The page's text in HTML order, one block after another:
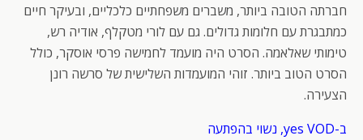
חברתה הטובה ביותר, משברים משפחתיים כלכליים, ובעיקר חיים
כמתבגרת עם חלומות גדולים. גם עם לורי מטקלף, אודיה רש,
טימותי שאלאמה. הסרט היה מועמד לחמישה פרסי אוסקר, כולל
הסרט הטוב ביותר. זוהי המועמדות השלישית של סרשה רונן
הצעירה.
ב-yes VOD, נשוי בהפתעה